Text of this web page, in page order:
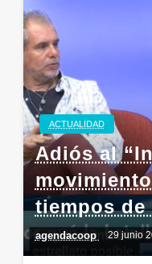
ACTUALIDAD
Adiós al
tiempos
agendacoop 29 junio